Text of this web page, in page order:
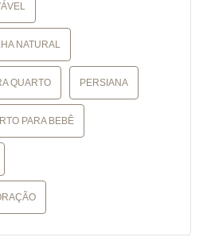
NATURAL
QUARTO PERSIANA
PARA BEBÊ